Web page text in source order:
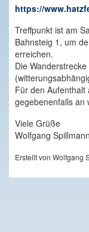
https://
Treffpunkt ist am
Bahnsteig 1, um
erreichen.
Die
Für den
gegebenenfalls an
Viele Grüße
Wolfgang Spillmann
Erstellt von Wolfgang